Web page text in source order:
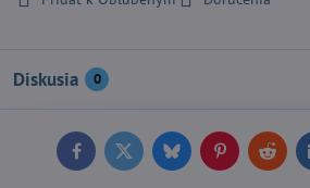
Diskusia 0
FacebookTwitterBlueskyPinterestReddit